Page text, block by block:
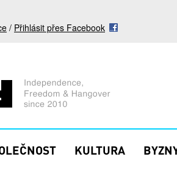
/ Přihlásit přes Facebook
KULTURA